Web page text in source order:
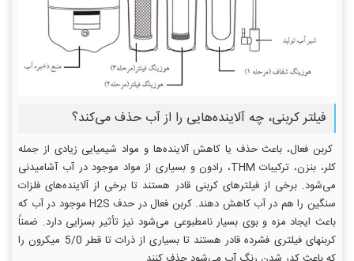
فیلتر کربنی، چه آلاینده‌هایی را از آب حذف می‌کند؟
کربن فعال، باعث حذف یا کاهش آلاینده‌ها و مواد شیمیایی زیادی از جمله
کلر، بنزن، ترکیبات THM، رادون و بسیاری از مواد موجود در آب آشامیدنی
می‌شود. برخی از فیلترهای کربنی قادر هستند تا برخی از آلاینده‌های فلزات
سنگین را هم در آب کاهش دهند. کربن فعال در حدف H2S موجود در آب که
باعث ایجاد مزه و بوی بسیار نامطبوعی می‌شود نیز تأثیر بسزایی دارد. ضمناً
کربنهای فیلتری فشرده قادر هستند تا بسیاری از ذرات تا قطر 5/0 میکرون را